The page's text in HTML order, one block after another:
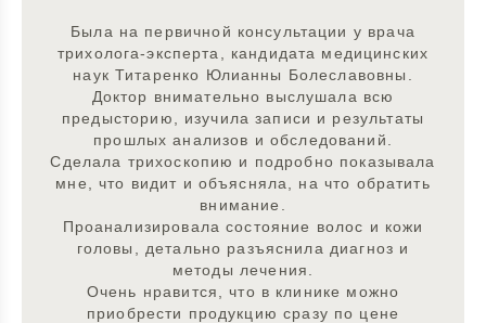
Была на первичной консультации у врача
трихолога-эксперта, кандидата медицинских
наук Титаренко Юлианны Болеславовны.
Доктор внимательно выслушала всю
предысторию, изучила записи и результаты
прошлых анализов и обследований.
Сделала трихоскопию и подробно показывала
мне, что видит и объясняла, на что обратить
внимание.
Проанализировала состояние волос и кожи
головы, детально разъяснила диагноз и
методы лечения.
Очень нравится, что в клинике можно
приобрести продукцию сразу по цене